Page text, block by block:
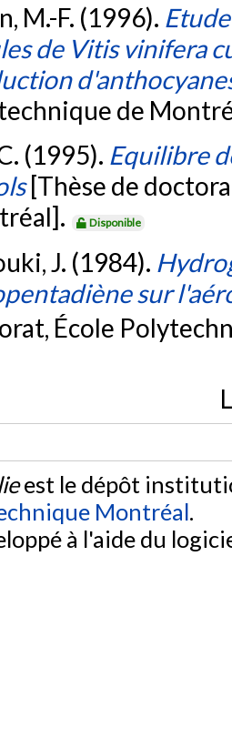
M.-F. (1996).
de Vitis vinifera
de
(1995). Equilibre
[Thèse de
Disponible
J. (1984).
sur
École
est le dépôt
Montréal.
à l'aide du